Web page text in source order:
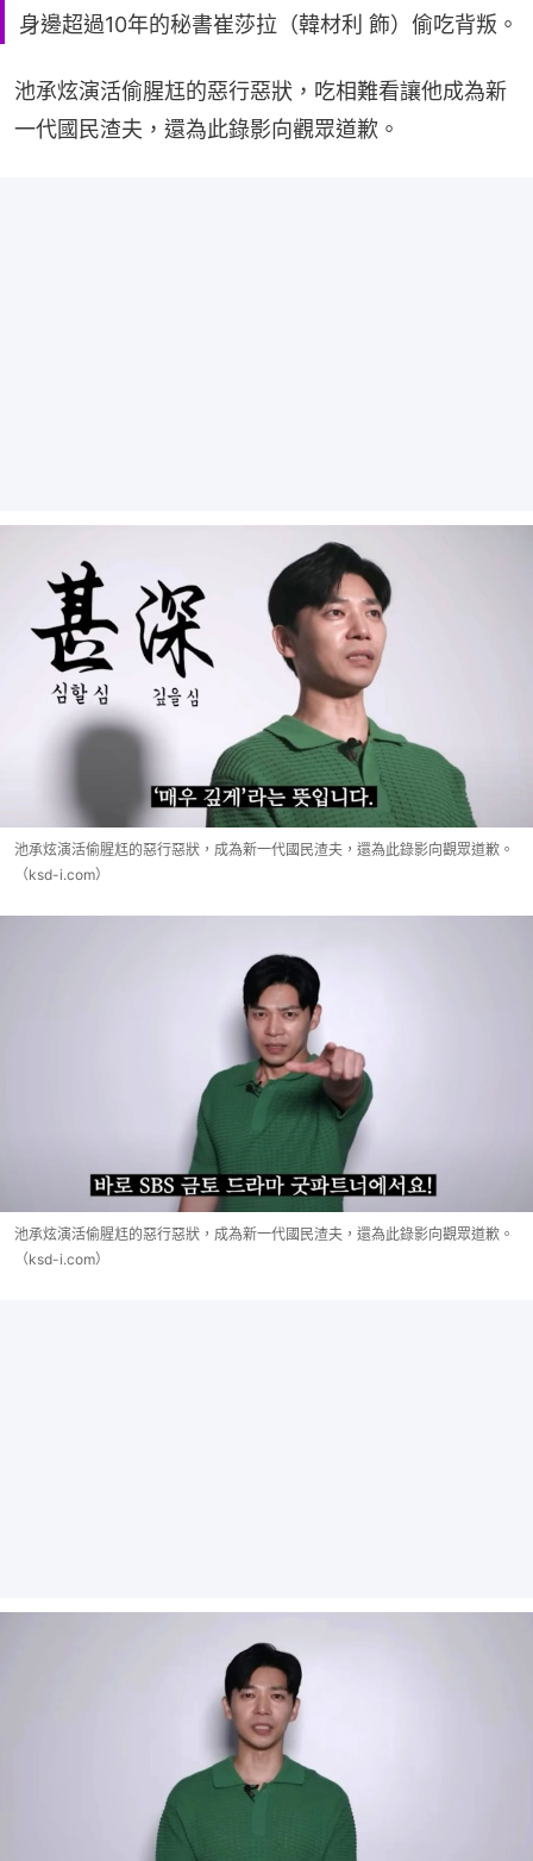
身邊超過10年的秘書崔莎拉（韓材利 飾）偷吃背叛。
池承炫演活偷腥尪的惡行惡狀，吃相難看讓他成為新
一代國民渣夫，還為此錄影向觀眾道歉。
池承炫演活偷腥尪的惡行惡狀，成為新一代國民渣夫，還為此錄影向觀眾道歉。
（ksd-i.com）
池承炫演活偷腥尪的惡行惡狀，成為新一代國民渣夫，還為此錄影向觀眾道歉。
（ksd-i.com）